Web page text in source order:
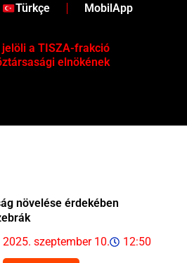
Türkçe MobilApp
jelöli a TISZA-frakció
elnökének
növelése érdekében
2025. szeptember 10. 12:50